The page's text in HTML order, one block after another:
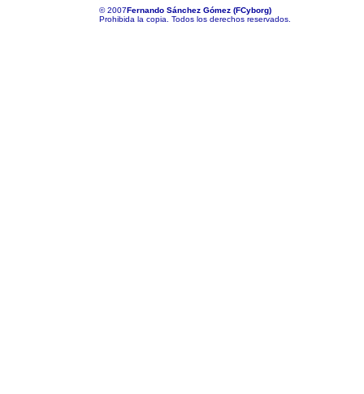
©2007Fernando Sánchez Gómez (FCyborg)
Prohibida la copia. Todos los derechos reservados.